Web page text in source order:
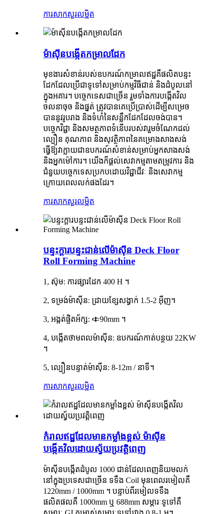
ការសាកសួរលម្អិត
ម៉ាស៊ីនបង្កើតកម្រាលដែក
មុខងារសំខាន់របស់ឧបករណ៍កម្រាលឥដ្ឋគឺផលិតបន្ទះ
ដែកដែលប្រើជាទូទៅសម្រាប់កម្មវិធីជាន់ និងដំបូលនៅ
ក្នុងអគារ។ បច្ចេកទេសជាច្រើន រួមទាំងការបង្កើតវិល
ចលនាចុច និងផ្នត់ ត្រូវបានគេប្រើប្រាស់ដើម្បីសម្រេច
បាននូវរូបរាង និងទំហំនៃសន្លឹកដែកដែលចង់បាន។
បច្ចេកវិជ្ជា និងសមត្ថភាពទំនើបរបស់វារួមចំណែកដល់
ល្បឿន គុណភាព និងសុវត្ថិភាពនៃគម្រោងសាងសង់
ធ្វើឱ្យវាក្លាយជាឧបករណ៍សំខាន់សម្រាប់អ្នកសាងសង់
និងអ្នកម៉ៅការ។ យើងក៏ផ្តល់សេវាកម្មតាមតម្រូវការ និង
ជំនួយបច្ចេកទេសប្រកបដោយវិជ្ជាជីវៈ និងសេវាកម្ម
ក្រោយពេលលក់ផងដែរ។
ការសាកសួរលម្អិត
បន្ទះក្តារបន្ទះជាន់លើម៉ាស៊ីន Deck Floor
Roll Forming Machine
1, ស៊ុម: ការផ្សារដែក 400 H ។
2, ទម្រង់ម៉ាស៊ីន: ដ្រាយខ្សែសង្វាក់ 1.5-2 អ៊ីញ។
3, អង្កត់ផ្ចិតអ័ក្ស: ￠90mm ។
4, បង្កើតថាមពលម៉ាស៊ីន: ឧបករណ៍កាត់បន្ថយ 22KW
។
5, ល្បឿនបន្ទាត់ម៉ាស៊ីន: 8-12m / នាទី។
ការសាកសួរលម្អិត
កំរាលឥដ្ឋដែលមានកម្លាំងខ្ពស់ ម៉ាស៊ីន
បង្កើតវិលដោយស្វ័យប្រវត្តិពេញ
ម៉ាស៊ីនបង្កើតដំបូល 1000 ជាន់ដែលពេញនិយមលក់
នៅក្នុងប្រទេសជាច្រើន ទទឹង Coil មុនពេលរមៀលគឺ
1220mm / 1000mm ។ បន្ទាប់ពីរមៀលទទឹង
ផលិតផលគឺ 1000mm ឬ 688mm សម្ភារៈទូទៅគឺ